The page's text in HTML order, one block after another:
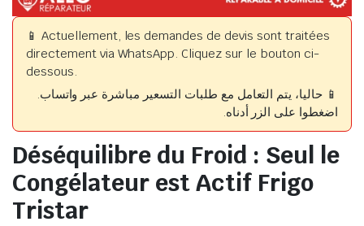
📱 Actuellement, les demandes de devis sont traitées
directement via WhatsApp. Cliquez sur le bouton ci-
dessous.
📱 حاليا، يتم التعامل مع طلبات التسعير مباشرة عبر واتساب.
اضغطوا على الزر أدناه.
Déséquilibre du Froid : Seul le
Congélateur est Actif Frigo
Tristar